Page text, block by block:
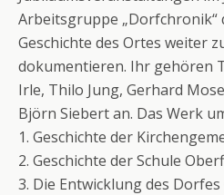
Arbeitsgruppe „Dorfchronik“
Geschichte des Ortes weiter
dokumentieren. Ihr gehören
Irle, Thilo Jung, Gerhard
Björn Siebert an. Das Werk
1. Geschichte der
2. Geschichte der Schule
3. Die Entwicklung des